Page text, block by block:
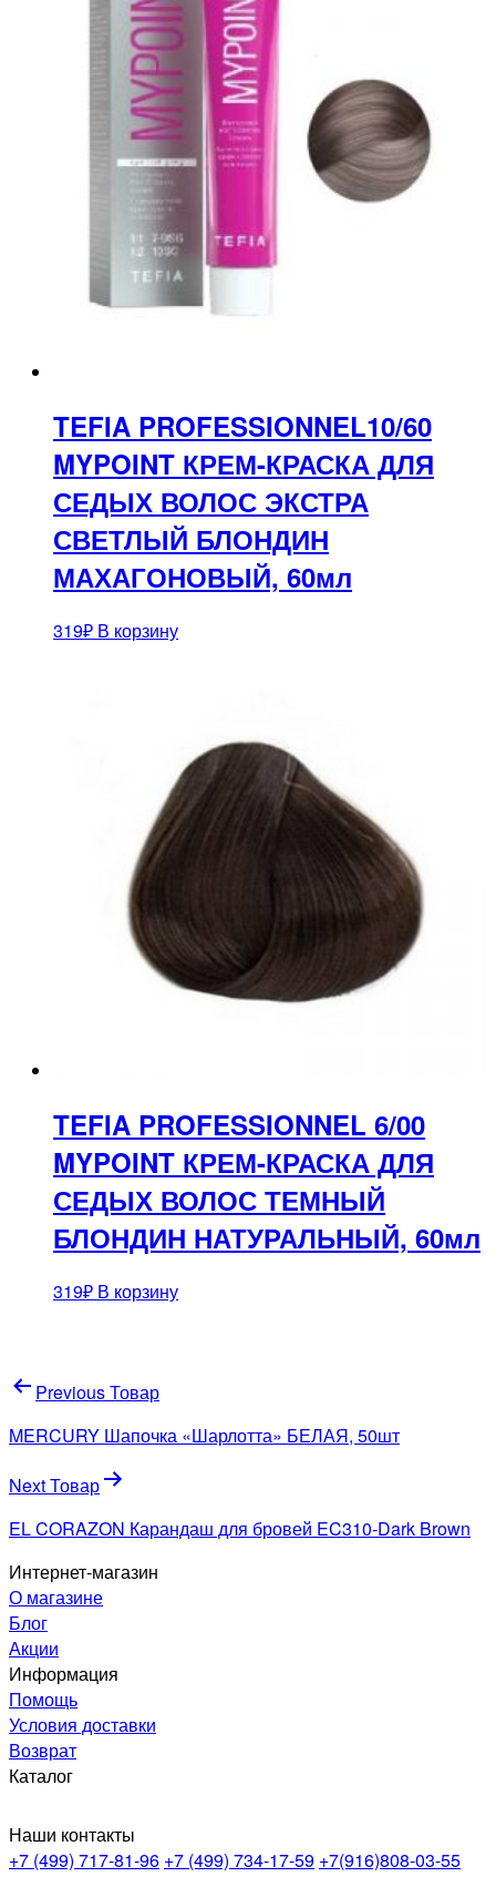
TEFIA PROFESSIONNEL10/60
MYPOINT КРЕМ-КРАСКА ДЛЯ
СЕДЫХ ВОЛОС ЭКСТРА
СВЕТЛЫЙ БЛОНДИН
МАХАГОНОВЫЙ, 60мл
319₽ В корзину
TEFIA PROFESSIONNEL 6/00
MYPOINT КРЕМ-КРАСКА ДЛЯ
СЕДЫХ ВОЛОС ТЕМНЫЙ
БЛОНДИН НАТУРАЛЬНЫЙ, 60мл
319₽ В корзину
Навигация
по
записям
Previous Товар
MERCURY Шапочка «Шарлотта» БЕЛАЯ, 50шт
Next Товар
EL CORAZON Карандаш для бровей EC310-Dark Brown
Интернет-магазин
О магазине
Блог
Акции
Информация
Помощь
Условия доставки
Возврат
Каталог
Наши контакты
+7 (499) 717-81-96 +7 (499) 734-17-59 +7(916)808-03-55